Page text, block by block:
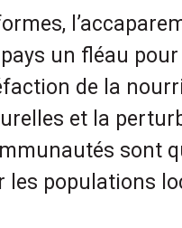
un fléau
de la
et la
sont
les populations